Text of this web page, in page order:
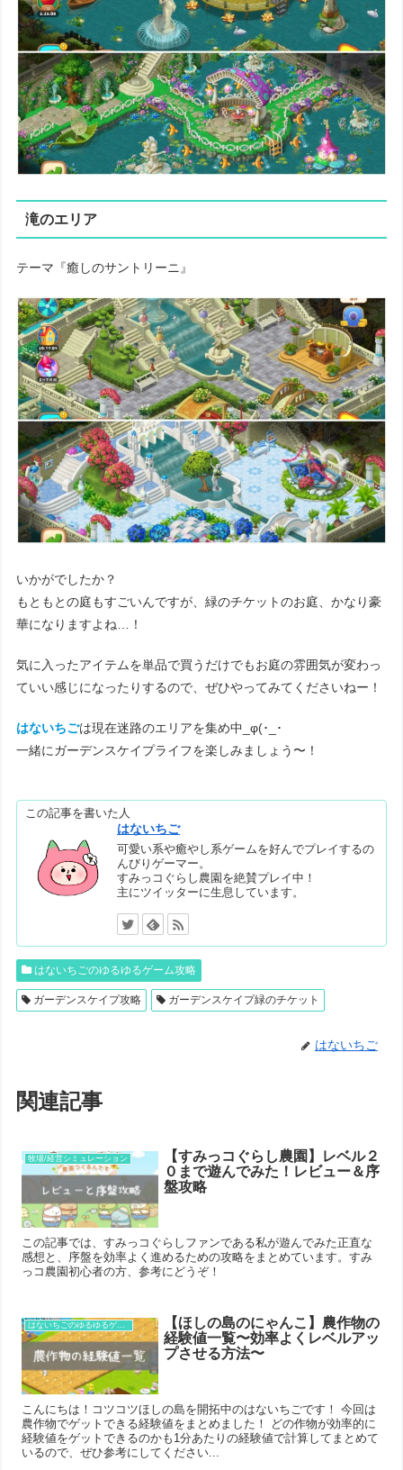
滝のエリア
テーマ『癒しのサントリーニ』
いかがでしたか？
もともとの庭もすごいんですが、緑のチケットのお庭、かなり豪
華になりますよね…！
気に入ったアイテムを単品で買うだけでもお庭の雰囲気が変わっ
ていい感じになったりするので、ぜひやってみてくださいねー！
はないちごは現在迷路のエリアを集め中_φ(･_･
一緒にガーデンスケイプライフを楽しみましょう〜！
この記事を書いた人
はないちご
可愛い系や癒やし系ゲームを好んでプレイするの
んびりゲーマー。
すみっコぐらし農園を絶賛プレイ中！
主にツイッターに生息しています。
はないちごのゆるゆるゲーム攻略
ガーデンスケイプ攻略 ガーデンスケイプ緑のチケット
はないちご
関連記事
牧場/経営シミュレーション
【すみっコぐらし農園】レベル２
０まで遊んでみた！レビュー＆序
盤攻略
この記事では、すみっコぐらしファンである私が遊んでみた正直な
感想と、序盤を効率よく進めるための攻略をまとめています。すみ
っコ農園初心者の方、参考にどうぞ！
はないちごのゆるゆるゲーム攻略
【ほしの島のにゃんこ】農作物の
経験値一覧〜効率よくレベルアッ
プさせる方法〜
こんにちは！コツコツほしの島を開拓中のはないちごです！ 今回は
農作物でゲットできる経験値をまとめました！ どの作物が効率的に
経験値をゲットできるのかも1分あたりの経験値で計算してまとめて
いるので、ぜひ参考にしてください...